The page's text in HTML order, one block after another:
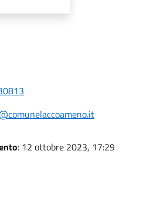
: 12 ottobre 2023, 17:29